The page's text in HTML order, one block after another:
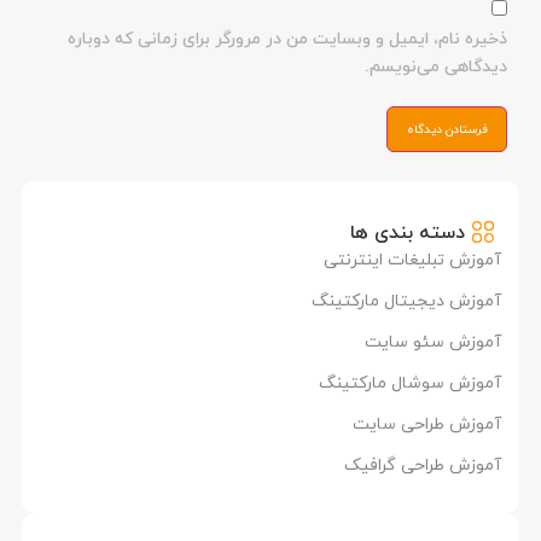
بندی ها
تبلیغات اینترنتی
دیجیتال مارکتینگ
سئو سایت
سوشال مارکتینگ
طراحی سایت
طراحی گرافیک
ایمیل و وبسایت من در مرورگر برای زمانی که دوباره
می‌نویسم.